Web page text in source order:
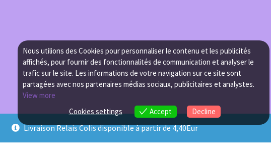
Livraison Relais Colis disponible à partir de 4,40Eur
Nous utilions des Cookies pour personnaliser le contenu et les publicités
affichés, pour fournir des fonctionnalités de communication et analyser le
trafic sur le site. Les informations de votre navigation sur ce site sont
partagées avec nos partenaires médias sociaux, publicitaires et analystes.
View more
Cookies settings
Accept Decline